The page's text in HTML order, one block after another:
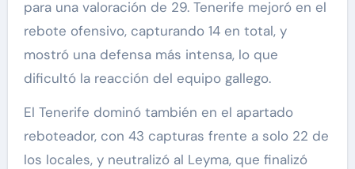
para una valoración de 29. Tenerife mejoró en el
rebote ofensivo, capturando 14 en total, y
mostró una defensa más intensa, lo que
dificultó la reacción del equipo gallego.
El Tenerife dominó también en el apartado
reboteador, con 43 capturas frente a solo 22 de
los locales, y neutralizó al Leyma, que finalizó